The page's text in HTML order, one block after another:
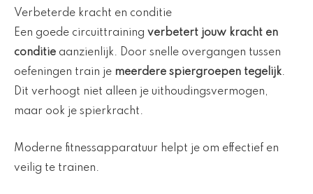
Verbeterde kracht en conditie
Een goede circuittraining verbetert jouw kracht en
conditie aanzienlijk. Door snelle overgangen tussen
oefeningen train je meerdere spiergroepen tegelijk.
Dit verhoogt niet alleen je uithoudingsvermogen,
maar ook je spierkracht.
Moderne fitnessapparatuur helpt je om effectief en
veilig te trainen.